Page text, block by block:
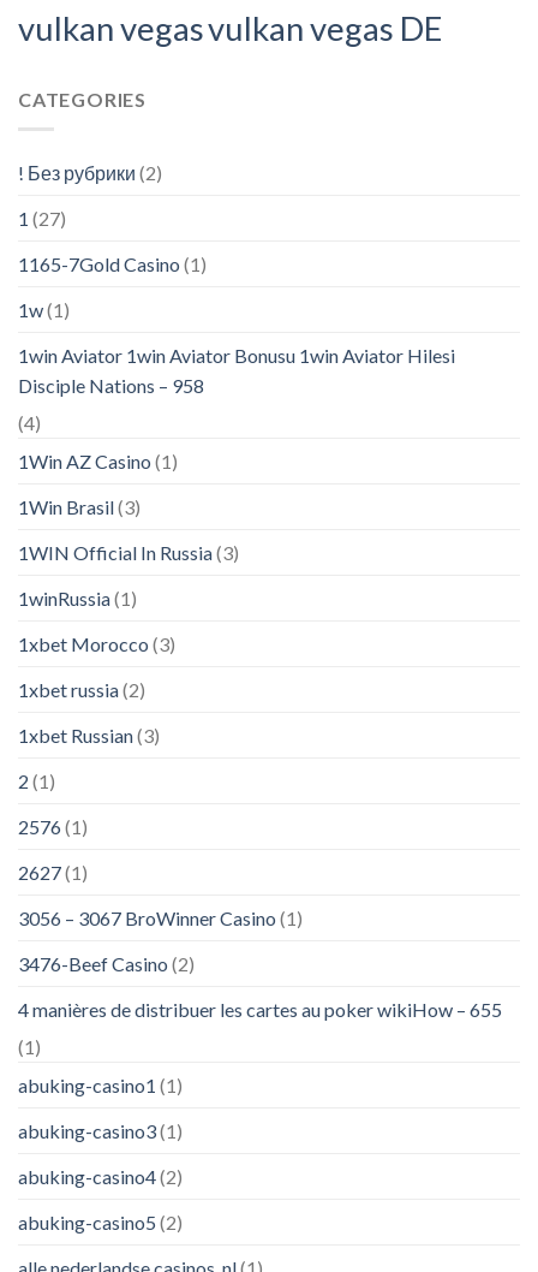
vulkan vegasvulkan vegas DE
CATEGORIES
! Без рубрики (2)
1 (27)
1165-7Gold Casino (1)
1w(1)
1win Aviator 1win Aviator Bonusu 1win Aviator Hilesi
Disciple Nations – 958
(4)
1Win AZ Casino (1)
1Win Brasil(3)
1WIN Official In Russia(3)
1winRussia(1)
1xbet Morocco (3)
1xbet russia(2)
1xbet Russian(3)
2 (1)
2576(1)
2627(1)
3056 – 3067 BroWinner Casino (1)
3476-Beef Casino (2)
4 manières de distribuer les cartes au poker wikiHow – 655
(1)
abuking-casino1 (1)
abuking-casino3(1)
abuking-casino4(2)
abuking-casino5 (2)